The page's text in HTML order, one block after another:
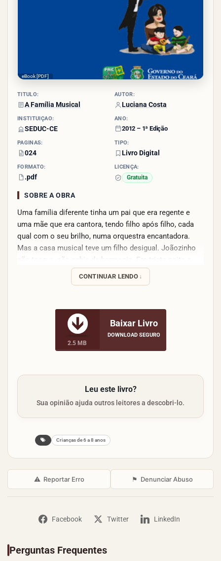
eBook [PDF]
TÍTULO:
A Família Musical
AUTOR:
Luciana Costa
INSTITUIÇÃO:
SEDUC-CE
ANO:
2012 – 1ª Edição
PÁGINAS:
024
TIPO:
Livro Digital
FORMATO:
.pdf
LICENÇA:
Gratuita
SOBRE A OBRA
Uma família diferente tinha um pai que era regente e
uma mãe que era cantora, tendo filho após filho, cada
qual com o seu brilho, numa orquestra encantadora.
Mas a casa musical teve um filho desigual. Joãozinho
não tocava, não sabia de harmonia. Era triste noite e
dia. Nem remédio lhe curava.
CONTINUAR LENDO
2.5 MB
Baixar Livro
DOWNLOAD SEGURO
Leu este livro?
Sua opinião ajuda outros leitores a descobri-lo.
Crianças de 6 a 8 anos
⚠ Reportar Erro ⚑ Denunciar Abuso
Facebook Twitter LinkedIn
Perguntas Frequentes